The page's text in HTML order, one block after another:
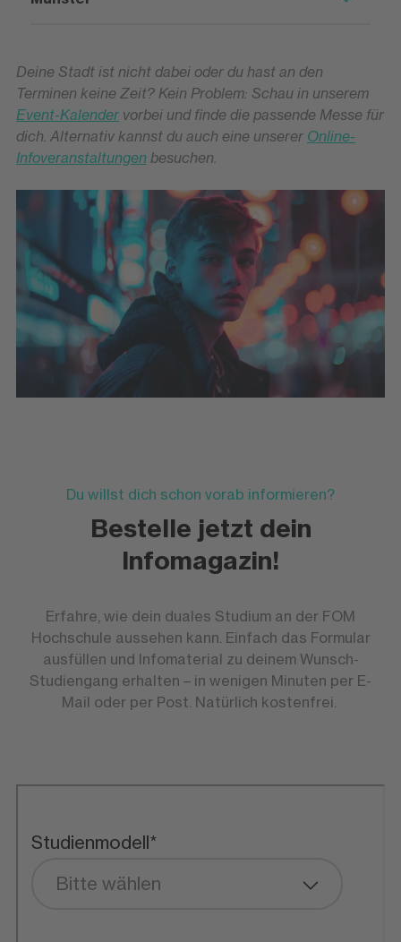
Deine Stadt ist nicht dabei oder du hast an den
Terminen keine Zeit? Kein Problem: Schau in unserem
Event-Kalendervorbei und finde die passende Messe für
dich. Alternativ kannst du auch eine unserer Online-
Infoveranstaltungenbesuchen.
Du willst dich schon vorab informieren?
Bestelle jetzt dein
Infomagazin!
Erfahre, wie dein duales Studium an der FOM
Hochschule aussehen kann. Einfach das Formular
ausfüllen und Infomaterial zu deinem Wunsch-
Studiengang erhalten – in wenigen Minuten per E-
Mail oder per Post. Natürlich kostenfrei.